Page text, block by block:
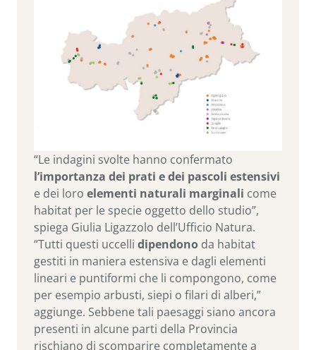
“Le indagini svolte hanno confermato
l’importanza dei prati e dei pascoli estensivi
e dei loro elementi naturali marginali come
habitat per le specie oggetto dello studio”,
spiega Giulia Ligazzolo dell’Ufficio Natura.
“Tutti questi uccelli dipendono da habitat
gestiti in maniera estensiva e dagli elementi
lineari e puntiformi che li compongono, come
per esempio arbusti, siepi o filari di alberi,”
aggiunge. Sebbene tali paesaggi siano ancora
presenti in alcune parti della Provincia
rischiano di scomparire completamente a